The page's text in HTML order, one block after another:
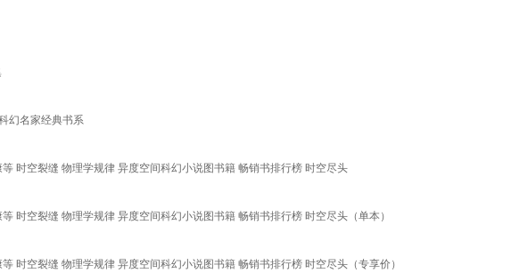
幻名家经典书系
时空裂缝 物理学规律 异度空间科幻小说图书籍 畅销书排行榜 时空尽头
时空裂缝 物理学规律 异度空间科幻小说图书籍 畅销书排行榜 时空尽头（单本）
时空裂缝 物理学规律 异度空间科幻小说图书籍 畅销书排行榜 时空尽头（专享价）